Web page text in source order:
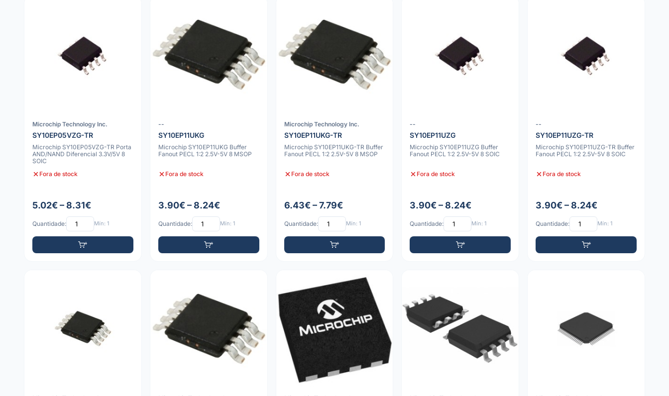
Microchip Technology Inc.
SY10EP05VZG-TR
Microchip SY10EP05VZG-TR Porta
AND/NAND Diferencial 3.3V/5V 8
SOIC
Fora de stock
5.02€ – 8.31€
Quantidade: Mín: 1
--
SY10EP11UKG
Microchip SY10EP11UKG Buffer
Fanout PECL 1:2 2.5V-5V 8 MSOP
Fora de stock
3.90€ – 8.24€
Quantidade: Mín: 1
Microchip Technology Inc.
SY10EP11UKG-TR
Microchip SY10EP11UKG-TR Buffer
Fanout PECL 1:2 2.5V-5V 8 MSOP
Fora de stock
6.43€ – 7.79€
Quantidade: Mín: 1
--
SY10EP11UZG
Microchip SY10EP11UZG Buffer
Fanout PECL 1:2 2.5V-5V 8 SOIC
Fora de stock
3.90€ – 8.24€
Quantidade: Mín: 1
--
SY10EP11UZG-TR
Microchip SY10EP11UZG-TR Buffer
Fanout PECL 1:2 2.5V-5V 8 SOIC
Fora de stock
3.90€ – 8.24€
Quantidade: Mín: 1